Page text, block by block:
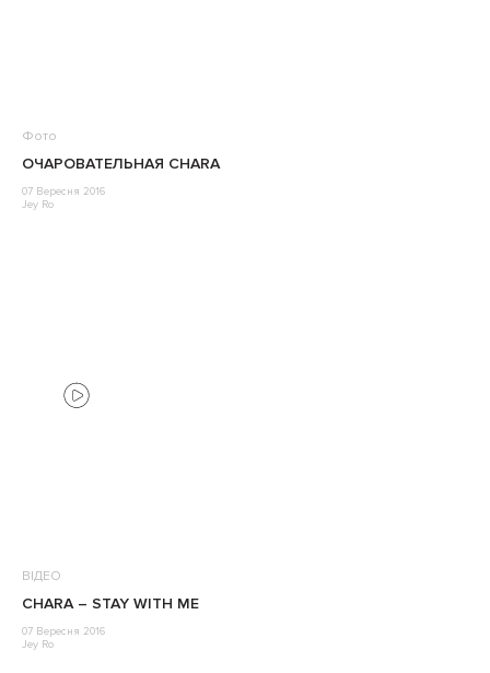
Фото
ОЧАРОВАТЕЛЬНАЯ CHARA
07 Вересня 2016
Jey Ro
ВІДЕО
CHARA – STAY WITH ME
07 Вересня 2016
Jey Ro